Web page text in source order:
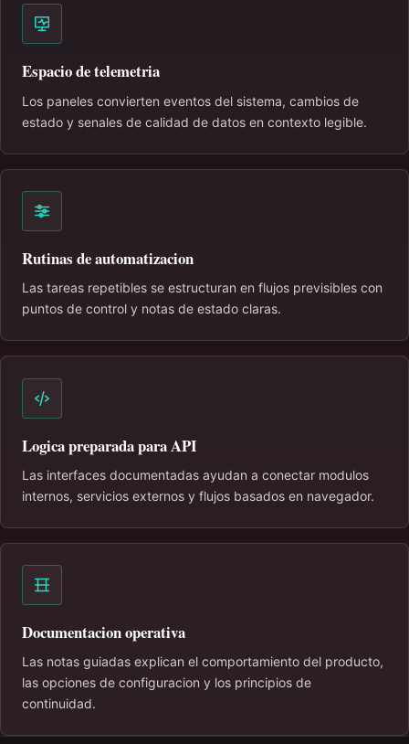
Espacio de telemetria
Los paneles convierten eventos del sistema, cambios de
estado y senales de calidad de datos en contexto legible.
Rutinas de automatizacion
Las tareas repetibles se estructuran en flujos previsibles con
puntos de control y notas de estado claras.
Logica preparada para API
Las interfaces documentadas ayudan a conectar modulos
internos, servicios externos y flujos basados en navegador.
Documentacion operativa
Las notas guiadas explican el comportamiento del producto,
las opciones de configuracion y los principios de
continuidad.